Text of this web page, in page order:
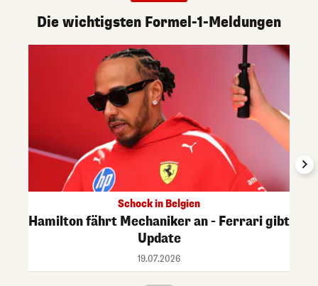
Die wichtigsten Formel-1-Meldungen
Schock in Belgien
Hamilton fährt Mechaniker an - Ferrari gibt
Update
19.07.2026